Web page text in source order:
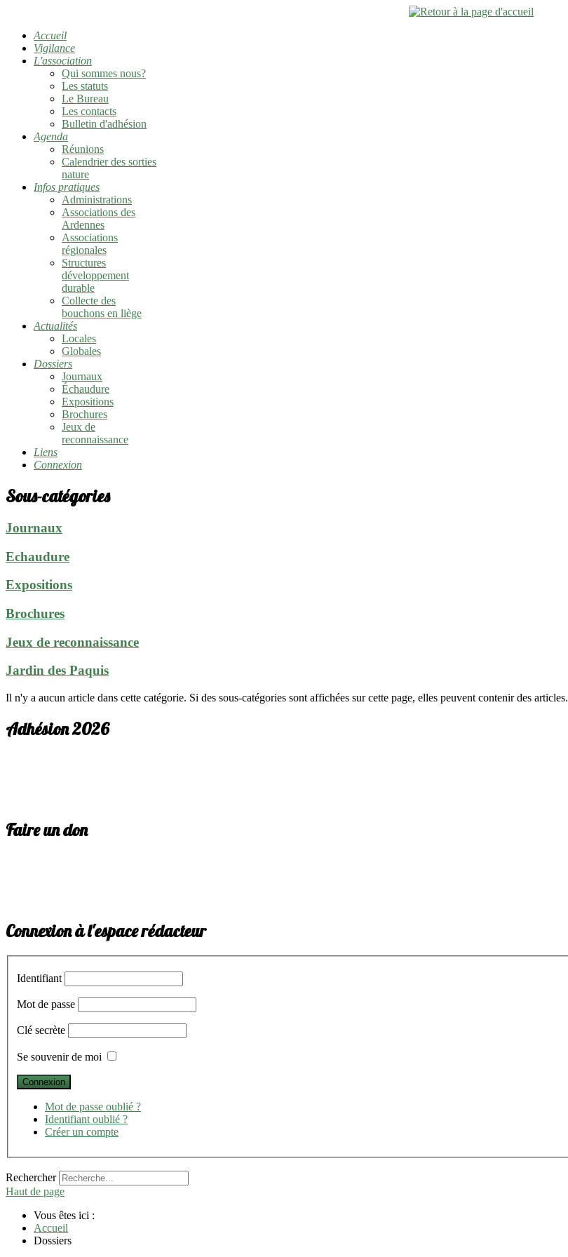
Accueil
Vigilance
L'association
Qui sommes nous?
Les statuts
Le Bureau
Les contacts
Bulletin d'adhésion
Agenda
Réunions
Calendrier des sorties
nature
Infos pratiques
Administrations
Associations des
Ardennes
Associations
régionales
Structures
développement
durable
Collecte des
bouchons en liège
Actualités
Locales
Globales
Dossiers
Journaux
Échaudure
Expositions
Brochures
Jeux de
reconnaissance
Liens
Connexion
Sous-catégories
Journaux
Echaudure
Expositions
Brochures
Jeux de reconnaissance
Jardin des Paquis
Il n'y a aucun article dans cette catégorie. Si des sous-catégories sont affichées sur cette page, elles peuvent contenir des articles.
Adhésion 2026
Faire un don
Connexion à l'espace rédacteur
Identifiant
Mot de passe
Clé secrète
Se souvenir de moi
Mot de passe oublié ?
Identifiant oublié ?
Créer un compte
Rechercher
Haut de page
Vous êtes ici :
Accueil
Dossiers